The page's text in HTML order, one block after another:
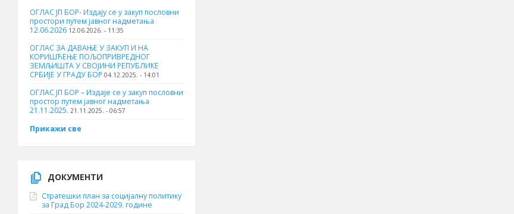
ОГЛАС ЈП БОР- Издају се у закуп пословни
простори путем јавног надметања
12.06.2026 12.06.2026. - 11:35
ОГЛАС ЗА ДАВАЊЕ У ЗАКУП И НА
КОРИШЋЕЊЕ ПОЉОПРИВРЕДНОГ
ЗЕМЉИШТА У СВОЈИНИ РЕПУБЛИКЕ
СРБИЈЕ У ГРАДУ БОР 04.12.2025. - 14:01
ОГЛАС ЈП БОР – Издаје се у закуп пословни
простор путем јавног надметања
21.11.2025. 21.11.2025. - 06:57
Прикажи све
ДОКУМЕНТИ
Стратешки план за социјалну политику
за Град Бор 2024-2029. године